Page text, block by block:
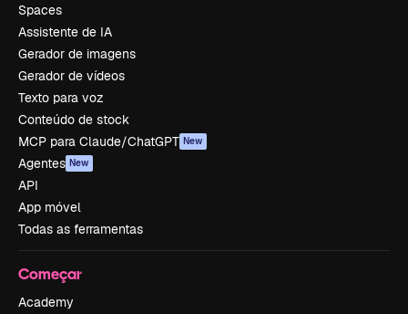
Spaces
Assistente de IA
Gerador de imagens
Gerador de vídeos
Texto para voz
Conteúdo de stock
MCP para Claude/ChatGPT New
Agentes New
API
App móvel
Todas as ferramentas
Começar
Academy